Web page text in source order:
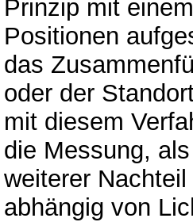
Prinzip mit
Positionen
das
oder der
mit diesem
die Messung,
weiterer
abhängig von